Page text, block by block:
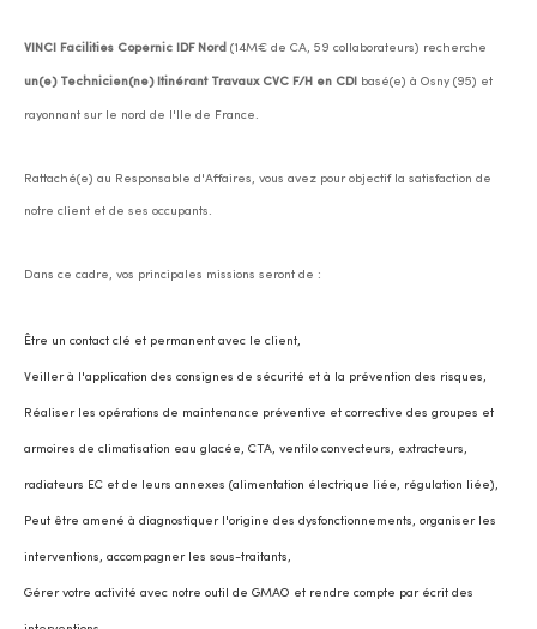
VINCI Facilities Copernic IDF Nord (14M€ de CA, 59 collaborateurs) recherche
un(e) Technicien(ne) Itinérant Travaux CVC F/H en CDI basé(e) à Osny (95) et
rayonnant sur le nord de l'Ile de France.
Rattaché(e) au Responsable d'Affaires, vous avez pour objectif la satisfaction de
notre client et de ses occupants.
Dans ce cadre, vos principales missions seront de :
Être un contact clé et permanent avec le client,
Veiller à l'application des consignes de sécurité et à la prévention des risques,
Réaliser les opérations de maintenance préventive et corrective des groupes et
armoires de climatisation eau glacée, CTA, ventilo convecteurs, extracteurs,
radiateurs EC et de leurs annexes (alimentation électrique liée, régulation liée),
Peut être amené à diagnostiquer l'origine des dysfonctionnements, organiser les
interventions, accompagner les sous-traitants,
Gérer votre activité avec notre outil de GMAO et rendre compte par écrit des